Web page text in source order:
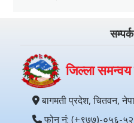
कार्यालय को काम
जिल्ला समन्वय